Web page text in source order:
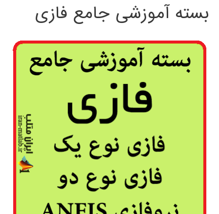
بسته آموزشی جامع فازی